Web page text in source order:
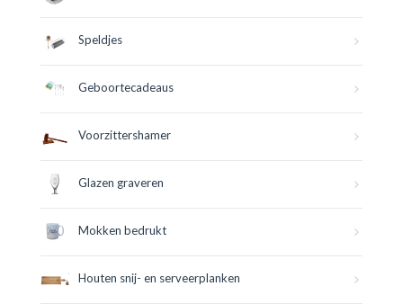
Speldjes
Geboortecadeaus
Voorzittershamer
Glazen graveren
Mokken bedrukt
Houten snij- en serveerplanken